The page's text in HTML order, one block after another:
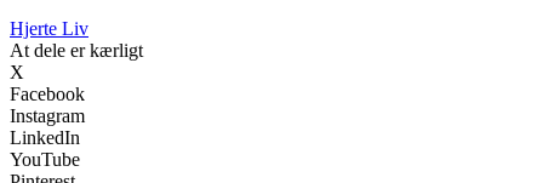
Hjerte Liv
At dele er kærligt
X
Facebook
Instagram
LinkedIn
YouTube